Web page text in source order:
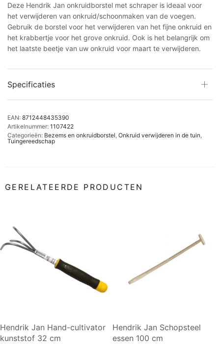
Deze Hendrik Jan onkruidborstel met schraper is ideaal voor
het verwijderen van onkruid/schoonmaken van de voegen.
Gebruik de borstel voor het verwijderen van het fijne onkruid en
het krabbertje voor het grove onkruid. Ook is het belangrijk om
het laatste beetje van uw onkruid voor maart te verwijderen.
Specificaties
EAN: 8712448435390
Artikelnummer: 1107422
Categorieën: Bezems en onkruidborstel Onkruid verwijderen in de tuin
Tuingereedschap
GERELATEERDE PRODUCTEN
Hendrik Jan Hand-cultivator
kunststof 32 cm
Hendrik Jan Schopsteel
essen 100 cm